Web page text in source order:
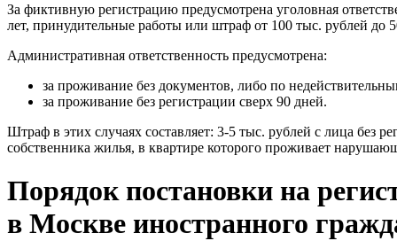
За фиктивную регистрацию предусмотрена уголовная
лет, принудительные работы или штраф от 100 тыс. рублей до
Административная ответственность предусмотрена:
за проживание без документов, либо по
за проживание без регистрации сверх 90 дней.
Штраф в этих случаях составляет: 3-5 тыс. рублей с лица без
собственника жилья, в квартире которого проживает
Порядок постановки на
в Москве иностранного